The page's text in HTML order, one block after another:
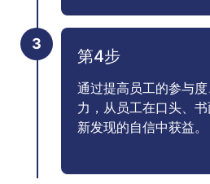
第4步
通过提高员工的参与
力，从员工在口头、
新发现的自信中获益。